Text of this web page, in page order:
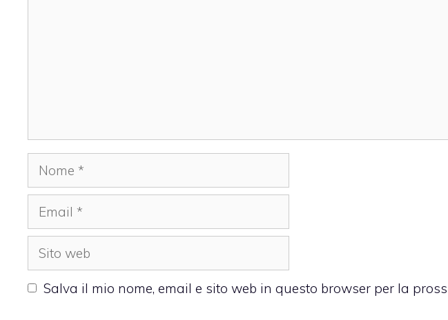
Nome
Email
Sito
web
Salva il mio nome, email e sito web in questo browser per la